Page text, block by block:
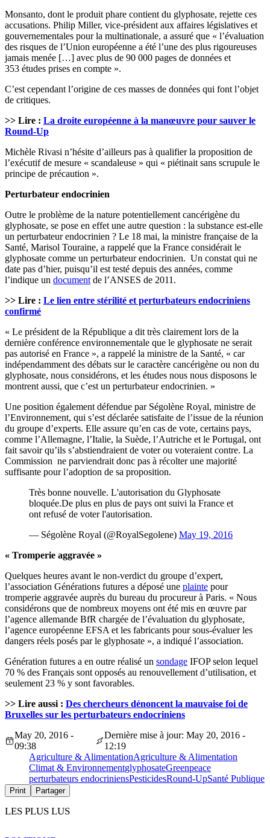
Monsanto, dont le produit phare contient du glyphosate, rejette ces
accusations. Philip Miller, vice-président aux affaires législatives et
gouvernementales pour la multinationale, a assuré que « l’évaluation
des risques de l’Union européenne a été l’une des plus rigoureuses
jamais menée […] avec plus de 90 000 pages de données et
353 études prises en compte ».
C’est cependant l’origine de ces masses de données qui font l’objet
de critiques.
>> Lire : La droite européenne à la manœuvre pour sauver le
Round-Up
Michèle Rivasi n’hésite d’ailleurs pas à qualifier la proposition de
l’exécutif de mesure « scandaleuse » qui « piétinait sans scrupule le
principe de précaution ».
Perturbateur endocrinien
Outre le problème de la nature potentiellement cancérigène du
glyphosate, se pose en effet une autre question : la substance est-elle
un perturbateur endocrinien ? Le 18 mai, la ministre française de la
Santé, Marisol Touraine, a rappelé que la France considérait le
glyphosate comme un perturbateur endocrinien. Un constat qui ne
date pas d’hier, puisqu’il est testé depuis des années, comme
l’indique un document de l’ANSES de 2011.
>> Lire : Le lien entre stérilité et perturbateurs endocriniens
confirmé
« Le président de la République a dit très clairement lors de la
dernière conférence environnementale que le glyphosate ne serait
pas autorisé en France », a rappelé la ministre de la Santé, « car
indépendamment des débats sur le caractère cancérigène ou non du
glyphosate, nous considérons, et les études nous nous disposons le
montrent aussi, que c’est un perturbateur endocrinien. »
Une position également défendue par Ségolène Royal, ministre de
l’Environnement, qui s’est déclarée satisfaite de l’issue de la réunion
du groupe d’experts. Elle assure qu’en cas de vote, certains pays,
comme l’Allemagne, l’Italie, la Suède, l’Autriche et le Portugal, ont
fait savoir qu’ils s’abstiendraient de voter ou voteraient contre. La
Commission ne parviendrait donc pas à récolter une majorité
suffisante pour l’adoption de sa proposition.
Très bonne nouvelle. L'autorisation du Glyphosate
bloquée.De plus en plus de pays ont suivi la France et
ont refusé de voter l'autorisation.
— Ségolène Royal (@RoyalSegolene) May 19, 2016
« Tromperie aggravée »
Quelques heures avant le non-verdict du groupe d’expert,
l’association Générations futures a déposé une plainte pour
tromperie aggravée auprès du bureau du procureur à Paris. « Nous
considérons que de nombreux moyens ont été mis en œuvre par
l’agence allemande BfR chargée de l’évaluation du glyphosate,
l’agence européenne EFSA et les fabricants pour sous-évaluer les
dangers réels posés par le glyphosate », a indiqué l’association.
Génération futures a en outre réalisé un sondage IFOP selon lequel
70 % des Français sont opposés au renouvellement d’utilisation, et
seulement 23 % y sont favorables.
>> Lire aussi : Des chercheurs dénoncent la mauvaise foi de
Bruxelles sur les perturbateurs endocriniens
May 20, 2016 -
09:38
Dernière mise à jour: May 20, 2016 -
12:19
Agriculture & AlimentationAgriculture & Alimentation
Climat & EnvironnementglyphosateGreenpeace
perturbateurs endocriniensPesticidesRound-UpSanté Publique
Print Partager
LES PLUS LUS